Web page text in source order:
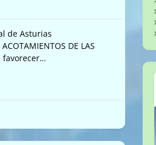
de Asturias
DE LAS
favorecer…